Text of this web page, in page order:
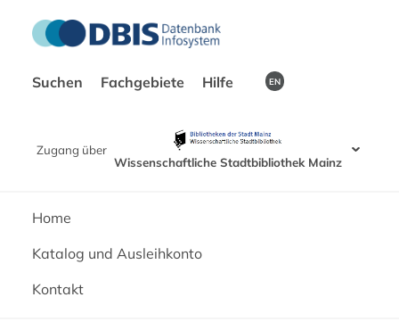
Suchen Fachgebiete Hilfe EN
Zugang über
Wissenschaftliche Stadtbibliothek Mainz
Home
Katalog und Ausleihkonto
Kontakt